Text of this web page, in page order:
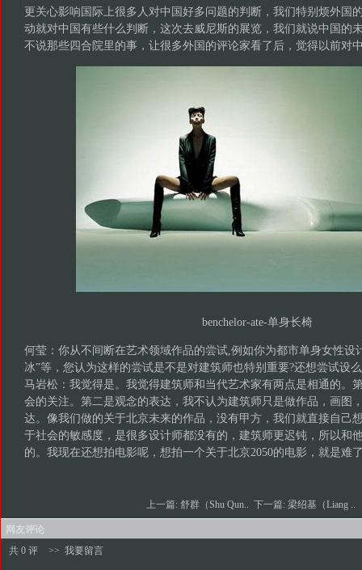
更关心影响国际上很多人对中国好多问题的判断，我们特别烦外国
动就对中国有些什么判断，这次去威尼斯的展览，我们就说中国的
不说那些四合院里的事，让很多外国的评论家看了后，觉得以前对
benchelor-ate-单身长椅
何莹：你从不间断在艺术领域作品的尝试,例如你为都市单身女性设
冰”等，您认为这样的尝试是不是对建筑师也特别重要?还想尝试设
马岩松：我觉得是。我觉得建筑师和当代艺术家有两点是相通的。
会的关注。第二是观念的表达，我不认为建筑师只是做作品，画图
达。像我们做的关于北京未来的作品，没有甲方，我们就直接自己
于社会的敏感度，是很多设计师都没有的，建筑师更迟钝，所以和
的。我现在还想拍电影呢，想拍一个关于北京2050的电影，就是难
上一篇: 舒群（Shu Qun.. 下一篇: 梁绍基（Liang ..
网友评论
共 0 评
>> 我要留言